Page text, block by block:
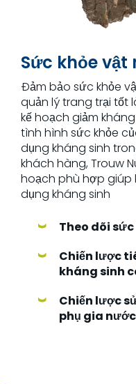
Sức khỏe vật
Đảm bảo sức khỏe
quản lý trang trại tốt
kế hoạch giảm
tình hình sức khỏe
dụng kháng sinh
khách hàng, Trouw
hoạch phù hợp giúp
dụng kháng sinh
Theo dõi
Chiến lược
kháng sinh
Chiến lược
phụ gia